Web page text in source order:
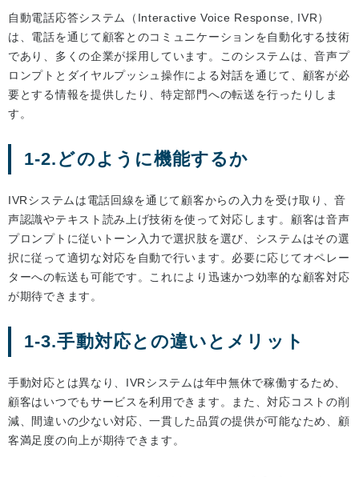
自動電話応答システム（Interactive Voice Response, IVR）
は、電話を通じて顧客とのコミュニケーションを自動化する技術
であり、多くの企業が採用しています。このシステムは、音声プ
ロンプトとダイヤルプッシュ操作による対話を通じて、顧客が必
要とする情報を提供したり、特定部門への転送を行ったりしま
す。
1-2.どのように機能するか
IVRシステムは電話回線を通じて顧客からの入力を受け取り、音
声認識やテキスト読み上げ技術を使って対応します。顧客は音声
プロンプトに従いトーン入力で選択肢を選び、システムはその選
択に従って適切な対応を自動で行います。必要に応じてオペレー
ターへの転送も可能です。これにより迅速かつ効率的な顧客対応
が期待できます。
1-3.手動対応との違いとメリット
手動対応とは異なり、IVRシステムは年中無休で稼働するため、
顧客はいつでもサービスを利用できます。また、対応コストの削
減、間違いの少ない対応、一貫した品質の提供が可能なため、顧
客満足度の向上が期待できます。